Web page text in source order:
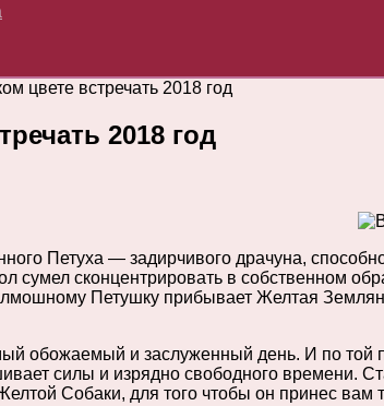
цвете встречать 2018 год
2018 год
Петуха — задирчивого драчуна,
сумел сконцентрировать в собственном
Петушку прибывает Желтая
обожаемый и заслуженный день. И по той
силы и изрядно свободного времени.
Собаки, для того чтобы он принес вам